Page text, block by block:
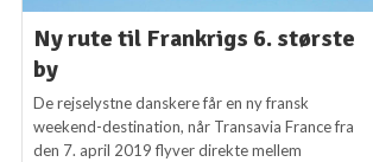
Ny rute til Frankrigs 6. største
by
De rejselystne danskere får en ny fransk
weekend-destination, når Transavia France fra
den 7. april 2019 flyver direkte mellem